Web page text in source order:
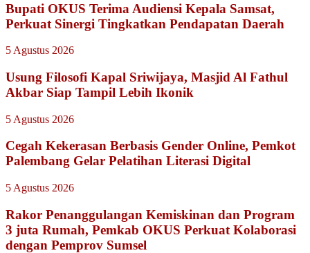
Bupati OKUS Terima Audiensi Kepala Samsat,
Perkuat Sinergi Tingkatkan Pendapatan Daerah
5 Agustus 2026
Usung Filosofi Kapal Sriwijaya, Masjid Al Fathul
Akbar Siap Tampil Lebih Ikonik
5 Agustus 2026
Cegah Kekerasan Berbasis Gender Online, Pemkot
Palembang Gelar Pelatihan Literasi Digital
5 Agustus 2026
Rakor Penanggulangan Kemiskinan dan Program
3 juta Rumah, Pemkab OKUS Perkuat Kolaborasi
dengan Pemprov Sumsel